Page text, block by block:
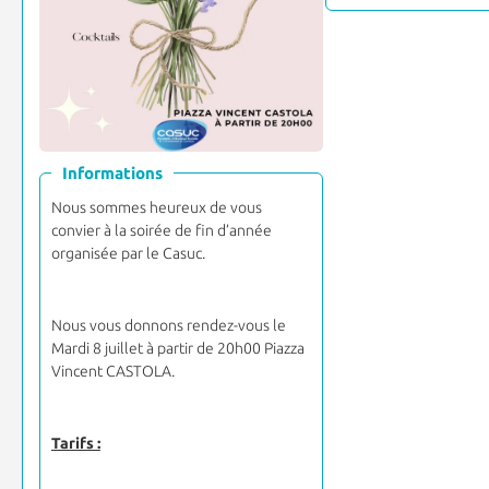
Informations
Nous sommes heureux de vous
convier à la soirée de fin d’année
organisée par le Casuc.
Nous vous donnons rendez-vous le
Mardi 8 juillet à partir de 20h00 Piazza
Vincent CASTOLA.
Tarifs :